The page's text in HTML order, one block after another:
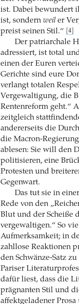
ist. Dabei bewundert
ist, sondern weiler
preist seinen Stil.“
[4]
Der patriarchale
adressiert, ist total
einen der Euren
Gerichte sind eure
verlangt totalen
Vergewaltigung, die
Rentenreform geht.“
zeitgleich
andererseits die
die Macron-
ablesen: Sie will den
politisieren, eine
Protesten und
Gegenwart.
Das tut sie in
Rede von den
Blut und der Scheiße
vergewaltigen.“ So
Aufmerksamkeit; in
zahllose Reaktionen
den Schwänze-Satz
Pariser
dafür liest, dass die
prägnanten Stil und
affektgeladener